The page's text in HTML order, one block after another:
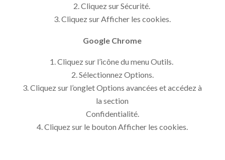
Cliquez sur Sécurité.
Cliquez sur Afficher les cookies.
Google Chrome
Cliquez sur l’icône du menu Outils.
Sélectionnez Options.
Cliquez sur l’onglet Options avancées et accédez à
la section
Confidentialité.
Cliquez sur le bouton Afficher les cookies.